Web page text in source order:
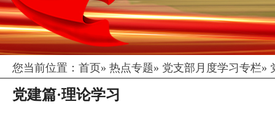
您当前位置： 首页» 热点专题» 党支部月度学习专栏»
党建篇·理论学习